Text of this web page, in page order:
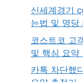
신세계경기
는법 및 명당
코스트코 고
및 핵심 요약
카톡 차단했